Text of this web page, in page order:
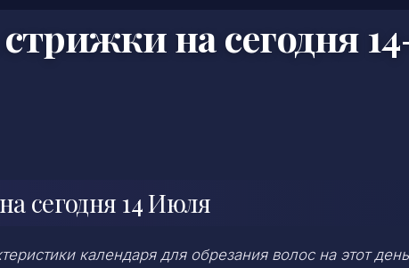
на сегодня
сегодня 14 Июля
календаря для обрезания волос на этот